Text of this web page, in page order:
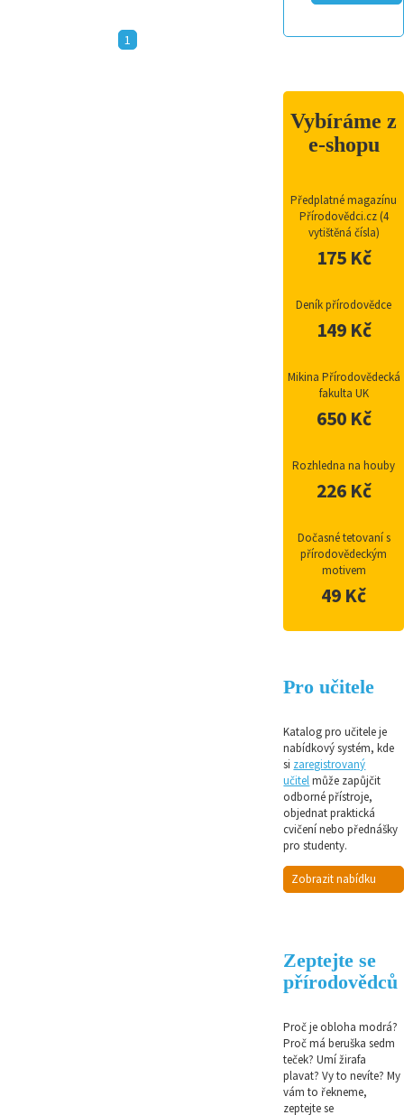
1
Vybíráme z
e-shopu
Předplatné magazínu
Přírodovědci.cz (4
vytištěná čísla)
175 Kč
Deník přírodovědce
149 Kč
Mikina Přírodovědecká
fakulta UK
650 Kč
Rozhledna na houby
226 Kč
Dočasné tetovaní s
přírodovědeckým
motivem
49 Kč
Pro učitele
Katalog pro učitele je
nabídkový systém, kde
si zaregistrovaný
učitelmůže zapůjčit
odborné přístroje,
objednat praktická
cvičení nebo přednášky
pro studenty.
Zobrazit nabídku
Zeptejte se
přírodovědců
Proč je obloha modrá?
Proč má beruška sedm
teček? Umí žirafa
plavat? Vy to nevíte? My
vám to řekneme,
zeptejte se